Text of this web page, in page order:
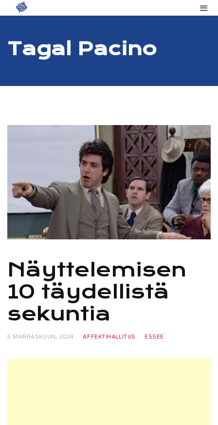
TagAl Pacino
Näyttelemisen
10 täydellistä
sekuntia
5 MARRASKUUN, 2024 AFFEKTIHALLITUS ESSEE